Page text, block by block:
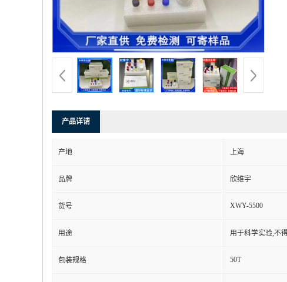
产品详请
产地 上海
品牌 欣维宇
货号 XWY-5500
用途 用于科学实验,不
包装规格 50T